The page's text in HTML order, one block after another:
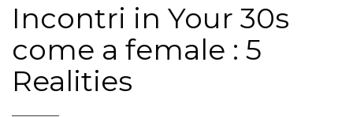
Incontri in Your 30s
come a female : 5
Realities